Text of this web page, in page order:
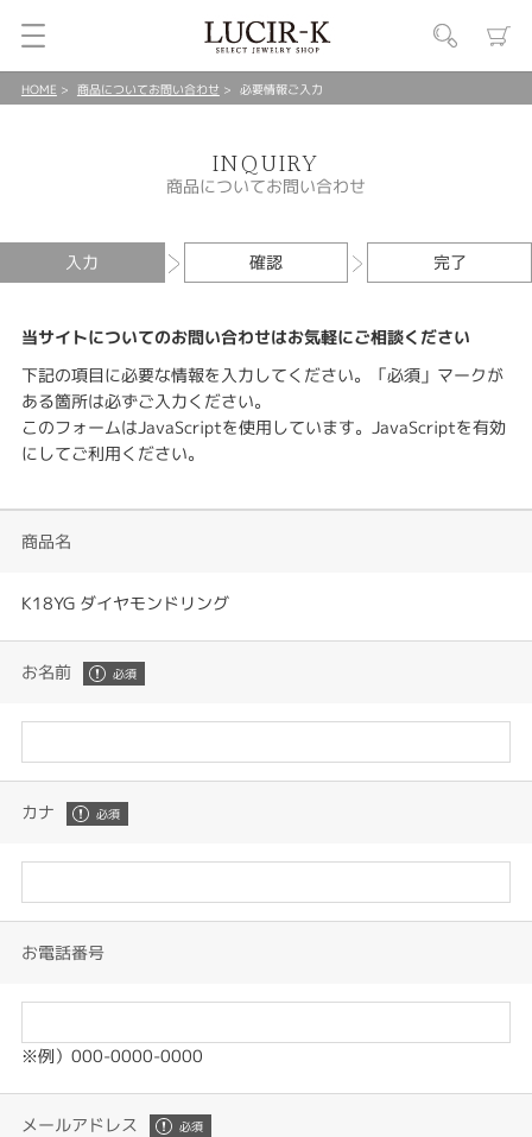
HOME 商品についてお問い合わせ 必要情報ご入力
INQUIRY
商品についてお問い合わせ
入力 確認 完了
当サイトについてのお問い合わせはお気軽にご相談ください
下記の項目に必要な情報を入力してください。「必須」マークが
ある箇所は必ずご入力ください。
このフォームはJavaScriptを使用しています。JavaScriptを有効
にしてご利用ください。
商品名
K18YG ダイヤモンドリング
お名前
カナ
お電話番号
※例）000-0000-0000
メールアドレス